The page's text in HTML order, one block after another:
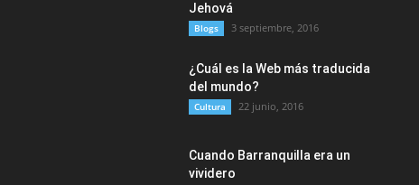
Jehová
Blogs 3 septiembre, 2016
¿Cuál es la Web más traducida
del mundo?
Cultura 22 junio, 2016
Cuando Barranquilla era un
vividero